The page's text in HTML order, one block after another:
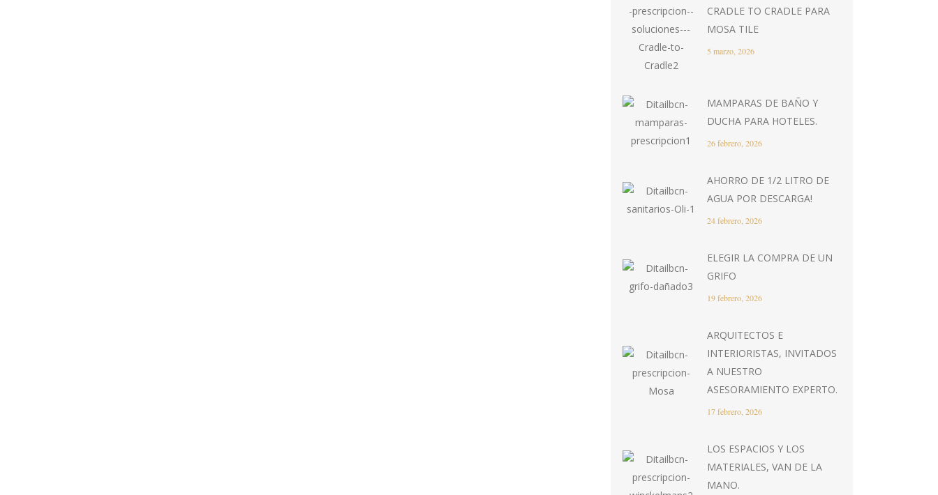
CRADLE TO CRADLE PARA
MOSA TILE
5 marzo, 2026
MAMPARAS DE BAÑO Y
DUCHA PARA HOTELES.
26 febrero, 2026
AHORRO DE 1/2 LITRO DE
AGUA POR DESCARGA!
24 febrero, 2026
ELEGIR LA COMPRA DE UN
GRIFO
19 febrero, 2026
ARQUITECTOS E
INTERIORISTAS, INVITADOS
A NUESTRO
ASESORAMIENTO EXPERTO.
17 febrero, 2026
LOS ESPACIOS Y LOS
MATERIALES, VAN DE LA
MANO.